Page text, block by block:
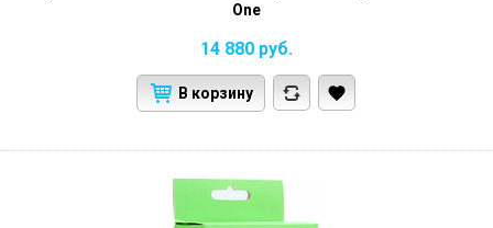
One
14 880 руб.
В корзину